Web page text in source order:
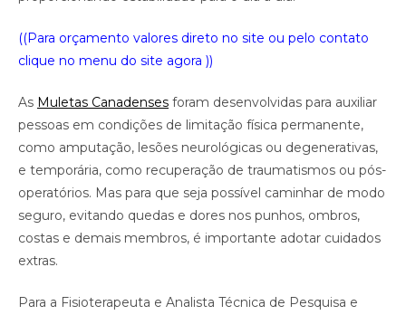
((Para orçamento valores direto no site ou pelo contato
clique no menu do site agora ))
As Muletas Canadenses foram desenvolvidas para auxiliar
pessoas em condições de limitação física permanente,
como amputação, lesões neurológicas ou degenerativas,
e temporária, como recuperação de traumatismos ou pós-
operatórios. Mas para que seja possível caminhar de modo
seguro, evitando quedas e dores nos punhos, ombros,
costas e demais membros, é importante adotar cuidados
extras.
Para a Fisioterapeuta e Analista Técnica de Pesquisa e